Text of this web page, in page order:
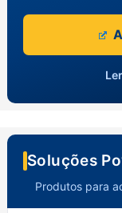
Soluções
Produtos para